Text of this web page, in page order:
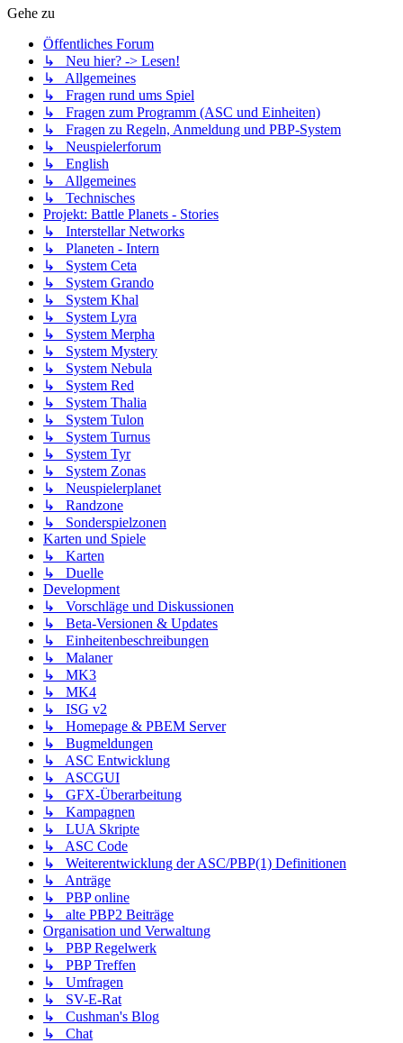
Gehe zu
Öffentliches Forum
↳ Neu hier? -> Lesen!
↳ Allgemeines
↳ Fragen rund ums Spiel
↳ Fragen zum Programm (ASC und Einheiten)
↳ Fragen zu Regeln, Anmeldung und PBP-System
↳ Neuspielerforum
↳ English
↳ Allgemeines
↳ Technisches
Projekt: Battle Planets - Stories
↳ Interstellar Networks
↳ Planeten - Intern
↳ System Ceta
↳ System Grando
↳ System Khal
↳ System Lyra
↳ System Merpha
↳ System Mystery
↳ System Nebula
↳ System Red
↳ System Thalia
↳ System Tulon
↳ System Turnus
↳ System Tyr
↳ System Zonas
↳ Neuspielerplanet
↳ Randzone
↳ Sonderspielzonen
Karten und Spiele
↳ Karten
↳ Duelle
Development
↳ Vorschläge und Diskussionen
↳ Beta-Versionen & Updates
↳ Einheitenbeschreibungen
↳ Malaner
↳ MK3
↳ MK4
↳ ISG v2
↳ Homepage & PBEM Server
↳ Bugmeldungen
↳ ASC Entwicklung
↳ ASCGUI
↳ GFX-Überarbeitung
↳ Kampagnen
↳ LUA Skripte
↳ ASC Code
↳ Weiterentwicklung der ASC/PBP(1) Definitionen
↳ Anträge
↳ PBP online
↳ alte PBP2 Beiträge
Organisation und Verwaltung
↳ PBP Regelwerk
↳ PBP Treffen
↳ Umfragen
↳ SV-E-Rat
↳ Cushman's Blog
↳ Chat